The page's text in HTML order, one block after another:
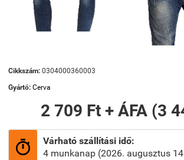
Cikkszám: 0304000360003
Gyártó: Cerva
2 709 Ft + ÁFA (3

Várható szállítási idő:
4 munkanap (2026. augusztus